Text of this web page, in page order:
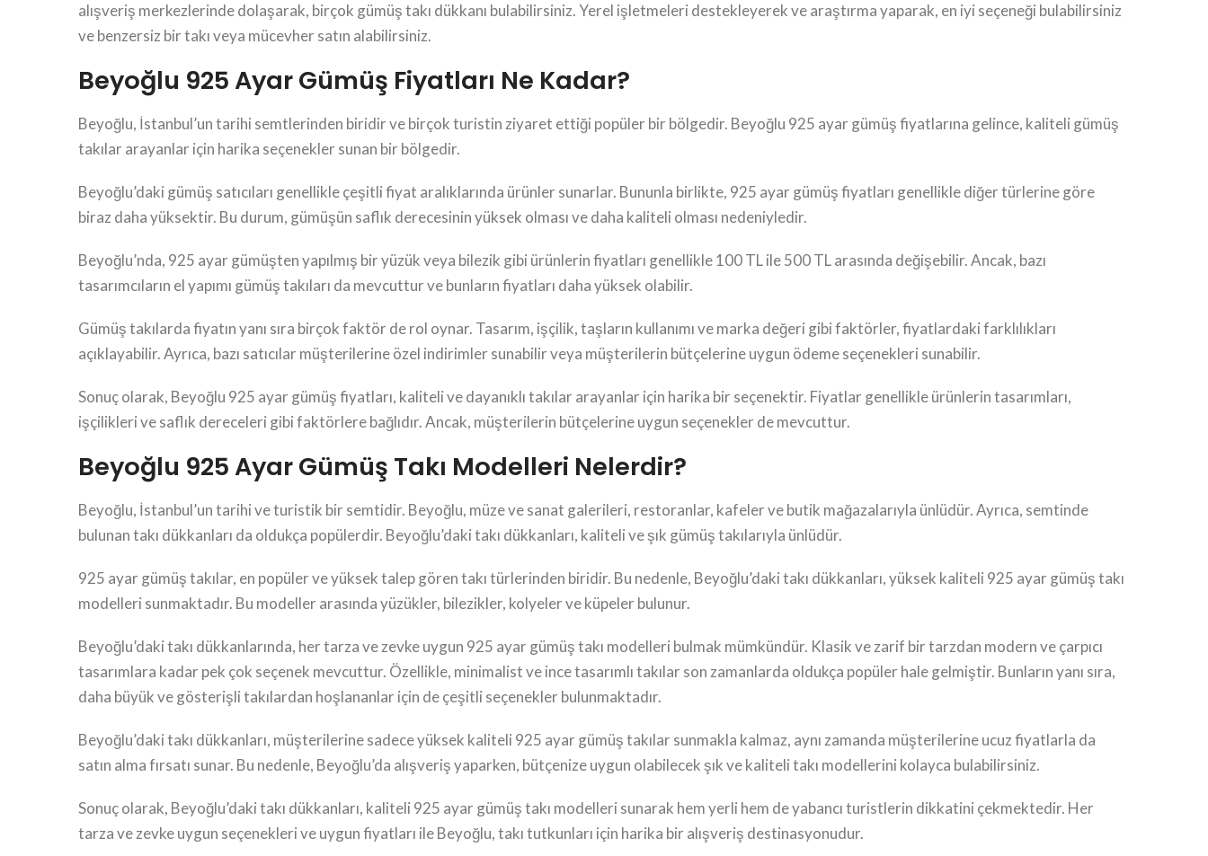
alışveriş merkezlerinde dolaşarak, birçok gümüş takı dükkanı bulabilirsiniz. Yerel işletmeleri destekleyerek ve araştırma yaparak, en iyi seçeneği bulabilirsiniz
ve benzersiz bir takı veya mücevher satın alabilirsiniz.
Beyoğlu 925 Ayar Gümüş Fiyatları Ne Kadar?
Beyoğlu, İstanbul’un tarihi semtlerinden biridir ve birçok turistin ziyaret ettiği popüler bir bölgedir. Beyoğlu 925 ayar gümüş fiyatlarına gelince, kaliteli gümüş
takılar arayanlar için harika seçenekler sunan bir bölgedir.
Beyoğlu’daki gümüş satıcıları genellikle çeşitli fiyat aralıklarında ürünler sunarlar. Bununla birlikte, 925 ayar gümüş fiyatları genellikle diğer türlerine göre
biraz daha yüksektir. Bu durum, gümüşün saflık derecesinin yüksek olması ve daha kaliteli olması nedeniyledir.
Beyoğlu’nda, 925 ayar gümüşten yapılmış bir yüzük veya bilezik gibi ürünlerin fiyatları genellikle 100 TL ile 500 TL arasında değişebilir. Ancak, bazı
tasarımcıların el yapımı gümüş takıları da mevcuttur ve bunların fiyatları daha yüksek olabilir.
Gümüş takılarda fiyatın yanı sıra birçok faktör de rol oynar. Tasarım, işçilik, taşların kullanımı ve marka değeri gibi faktörler, fiyatlardaki farklılıkları
açıklayabilir. Ayrıca, bazı satıcılar müşterilerine özel indirimler sunabilir veya müşterilerin bütçelerine uygun ödeme seçenekleri sunabilir.
Sonuç olarak, Beyoğlu 925 ayar gümüş fiyatları, kaliteli ve dayanıklı takılar arayanlar için harika bir seçenektir. Fiyatlar genellikle ürünlerin tasarımları,
işçilikleri ve saflık dereceleri gibi faktörlere bağlıdır. Ancak, müşterilerin bütçelerine uygun seçenekler de mevcuttur.
Beyoğlu 925 Ayar Gümüş Takı Modelleri Nelerdir?
Beyoğlu, İstanbul’un tarihi ve turistik bir semtidir. Beyoğlu, müze ve sanat galerileri, restoranlar, kafeler ve butik mağazalarıyla ünlüdür. Ayrıca, semtinde
bulunan takı dükkanları da oldukça popülerdir. Beyoğlu’daki takı dükkanları, kaliteli ve şık gümüş takılarıyla ünlüdür.
925 ayar gümüş takılar, en popüler ve yüksek talep gören takı türlerinden biridir. Bu nedenle, Beyoğlu’daki takı dükkanları, yüksek kaliteli 925 ayar gümüş takı
modelleri sunmaktadır. Bu modeller arasında yüzükler, bilezikler, kolyeler ve küpeler bulunur.
Beyoğlu’daki takı dükkanlarında, her tarza ve zevke uygun 925 ayar gümüş takı modelleri bulmak mümkündür. Klasik ve zarif bir tarzdan modern ve çarpıcı
tasarımlara kadar pek çok seçenek mevcuttur. Özellikle, minimalist ve ince tasarımlı takılar son zamanlarda oldukça popüler hale gelmiştir. Bunların yanı sıra,
daha büyük ve gösterişli takılardan hoşlananlar için de çeşitli seçenekler bulunmaktadır.
Beyoğlu’daki takı dükkanları, müşterilerine sadece yüksek kaliteli 925 ayar gümüş takılar sunmakla kalmaz, aynı zamanda müşterilerine ucuz fiyatlarla da
satın alma fırsatı sunar. Bu nedenle, Beyoğlu’da alışveriş yaparken, bütçenize uygun olabilecek şık ve kaliteli takı modellerini kolayca bulabilirsiniz.
Sonuç olarak, Beyoğlu’daki takı dükkanları, kaliteli 925 ayar gümüş takı modelleri sunarak hem yerli hem de yabancı turistlerin dikkatini çekmektedir. Her
tarza ve zevke uygun seçenekleri ve uygun fiyatları ile Beyoğlu, takı tutkunları için harika bir alışveriş destinasyonudur.